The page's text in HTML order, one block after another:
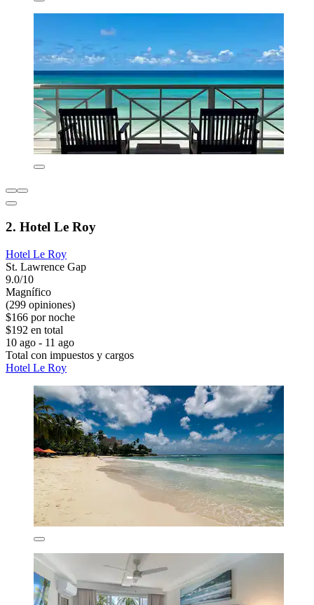
2. Hotel Le Roy
Hotel Le Roy
St. Lawrence Gap
9.0/10
Magnífico
(299 opiniones)
$166 por noche
$192 en total
10 ago - 11 ago
Total con impuestos y cargos
Hotel Le Roy